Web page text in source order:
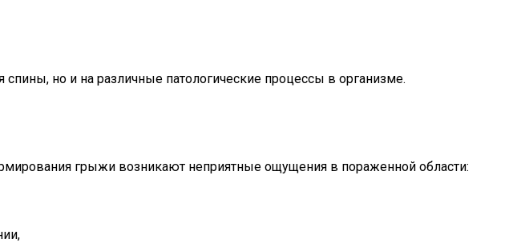
но и на различные патологические процессы в организме.
грыжи возникают неприятные ощущения в пораженной области: